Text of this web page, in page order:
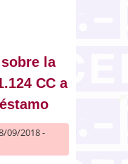
de la Ley
la
CC a
09/2018 -